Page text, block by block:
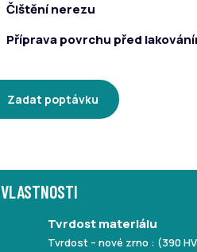
Čištění nerezu
Příprava povrchu před
Zadat poptávku
VLASTNOSTI
Tvrdost materiálu
Tvrdost – nové zrno : (390